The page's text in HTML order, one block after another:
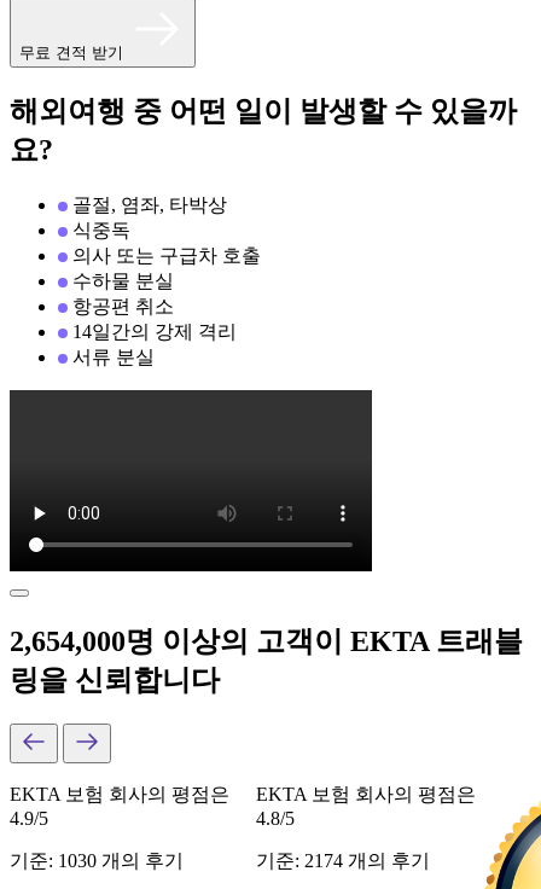
무료 견적 받기
해외여행 중 어떤 일이 발생할 수 있을까
요?
골절, 염좌, 타박상
식중독
의사 또는 구급차 호출
수하물 분실
항공편 취소
14일간의 강제 격리
서류 분실
2,654,000명 이상의 고객이 EKTA 트래블
링을 신뢰합니다
EKTA 보험 회사의 평점은
4.9/5
기준: 1030 개의 후기
EKTA 보험 회사의 평점은
4.8/5
기준: 2174 개의 후기